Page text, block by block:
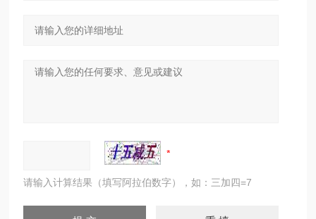
请输入计算结果（填写阿拉伯数字），如：三加四=7